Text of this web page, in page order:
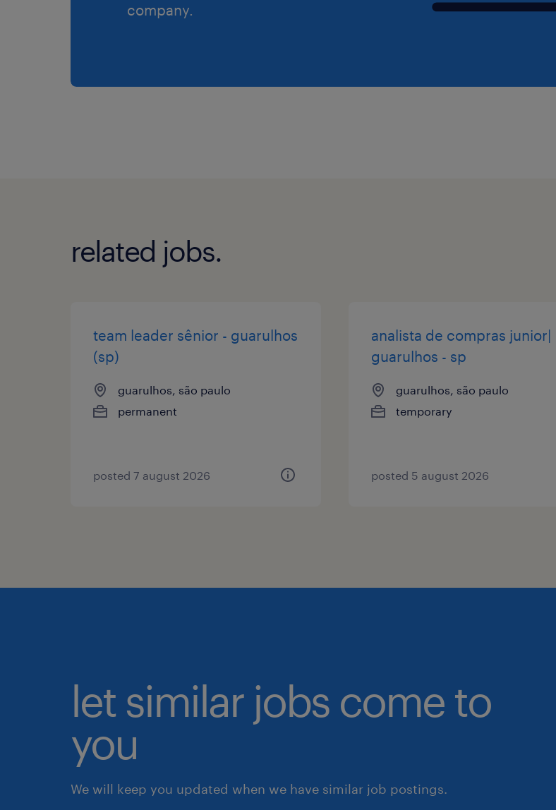
company.
related jobs.
team leader sênior - guarulhos
(sp)
guarulhos, são paulo
permanent
posted 7 august 2026
analista de compras junior|
guarulhos - sp
guarulhos, são paulo
temporary
posted 5 august 2026
let similar jobs come to
you
We will keep you updated when we have similar job postings.